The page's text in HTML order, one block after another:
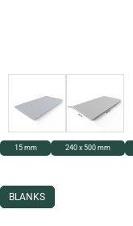
15 mm 240 x 500 mm
BLANKS